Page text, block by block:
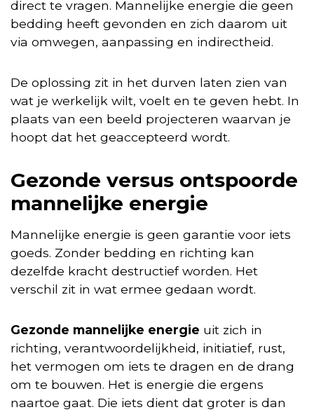
direct te vragen. Mannelijke energie die geen
bedding heeft gevonden en zich daarom uit
via omwegen, aanpassing en indirectheid.
De oplossing zit in het durven laten zien van
wat je werkelijk wilt, voelt en te geven hebt. In
plaats van een beeld projecteren waarvan je
hoopt dat het geaccepteerd wordt.
Gezonde versus ontspoorde
mannelijke energie
Mannelijke energie is geen garantie voor iets
goeds. Zonder bedding en richting kan
dezelfde kracht destructief worden. Het
verschil zit in wat ermee gedaan wordt.
Gezonde mannelijke energie uit zich in
richting, verantwoordelijkheid, initiatief, rust,
het vermogen om iets te dragen en de drang
om te bouwen. Het is energie die ergens
naartoe gaat. Die iets dient dat groter is dan